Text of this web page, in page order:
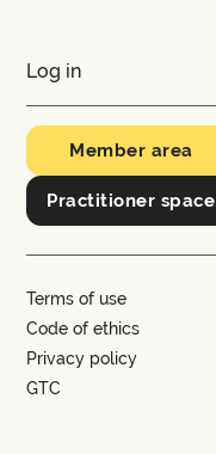
Log in
Member area
Practitioner space
GTC
Privacy policy
Code of ethics
Terms of use